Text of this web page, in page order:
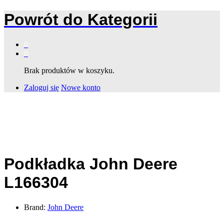
Powrót do Kategorii
Brak produktów w koszyku.
Zaloguj się Nowe konto
Podkładka John Deere
L166304
Brand: John Deere